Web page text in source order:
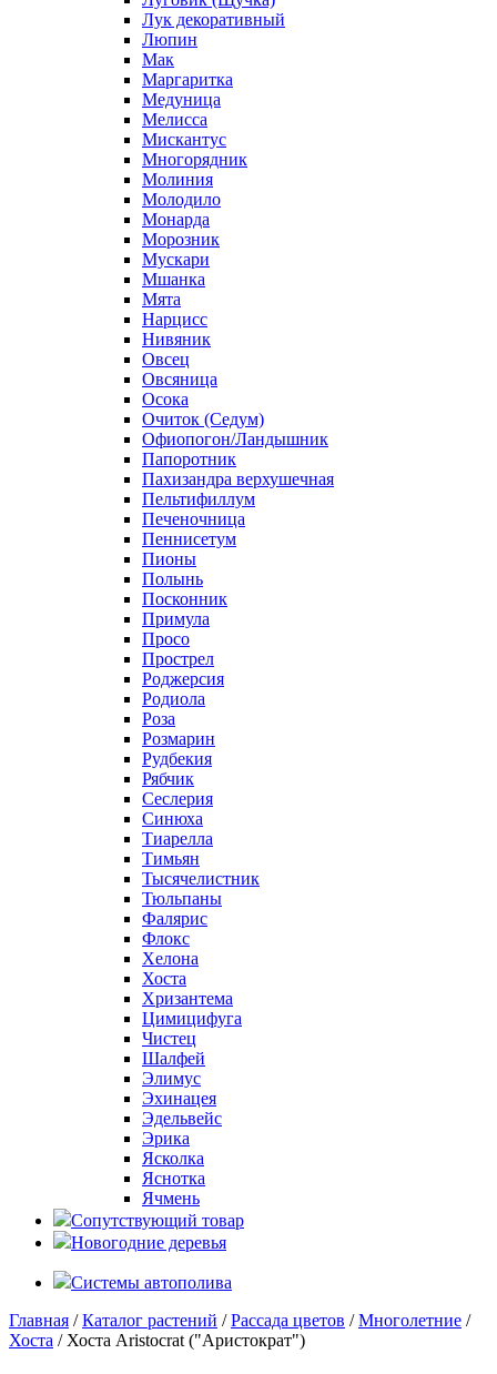
Лук декоративный
Люпин
Мак
Маргаритка
Медуница
Мелисса
Мискантус
Многорядник
Молиния
Молодило
Монарда
Морозник
Мускари
Мшанка
Мята
Нарцисс
Нивяник
Овсец
Овсяница
Осока
Очиток (Седум)
Офиопогон/Ландышник
Папоротник
Пахизандра верхушечная
Пельтифиллум
Печеночница
Пеннисетум
Пионы
Полынь
Посконник
Примула
Просо
Прострел
Роджерсия
Родиола
Роза
Розмарин
Рудбекия
Рябчик
Сеслерия
Синюха
Тиарелла
Тимьян
Тысячелистник
Тюльпаны
Фалярис
Флокс
Хелона
Хоста
Хризантема
Цимицифуга
Чистец
Шалфей
Элимус
Эхинацея
Эдельвейс
Эрика
Ясколка
Яснотка
Ячмень
Сопутствующий товар
Новогодние деревья
Системы автополива
Главная /Каталог растений /Рассада цветов /Многолетние /
Хоста / Хоста Aristocrat ("Аристократ")